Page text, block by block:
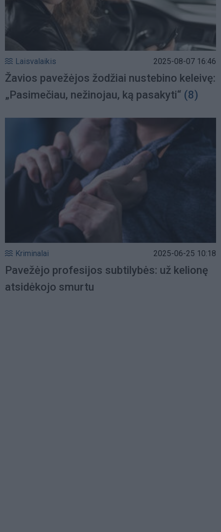
Laisvalaikis 2025-08-07 16:46
Žavios pavežėjos žodžiai nustebino keleivę:
„Pasimečiau, nežinojau, ką pasakyti“ (8)
Kriminalai 2025-06-25 10:18
Pavežėjo profesijos subtilybės: už kelionę
atsidėkojo smurtu